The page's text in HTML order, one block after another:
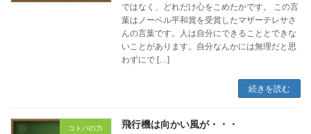
ではなく、どれだけ心をこめたかです。 この言
葉はノーベル平和賞を受賞したマザーテレサさ
んの言葉です。人は自分にできることとできな
いことがあります。自分なんかには無理だと思
わずにで […]
続きを読む
コトバの力 飛行機は向かい風が・・・